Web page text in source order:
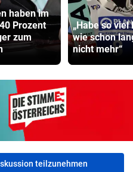
haben im
Prozent
zum
„Habe so viel
wie schon
nicht mehr“
teilzunehmen